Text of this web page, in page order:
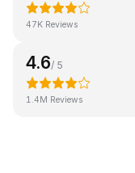
47K Reviews
4.6/ 5
1.4M Reviews